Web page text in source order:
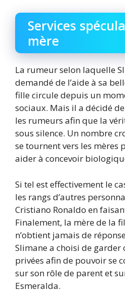
Services
mère
La rumeur selon laquelle
demandé de l’aide à sa
fille circule depuis un
sociaux. Mais il a décidé
les rumeurs afin que la
sous silence. Un nombre
se tournent vers les mères
aider à concevoir
Si tel est effectivement le
les rangs d’autres
Cristiano Ronaldo en
Finalement, la mère de la
n’obtient jamais de
Slimane a choisi de garder
privées afin de pouvoir se
sur son rôle de parent et
Esmeralda.